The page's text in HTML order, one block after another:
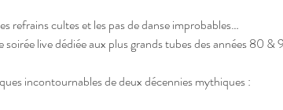
refrains cultes et les pas de danse improbables…
live dédiée aux plus grands tubes des années 80 &
incontournables de deux décennies mythiques :